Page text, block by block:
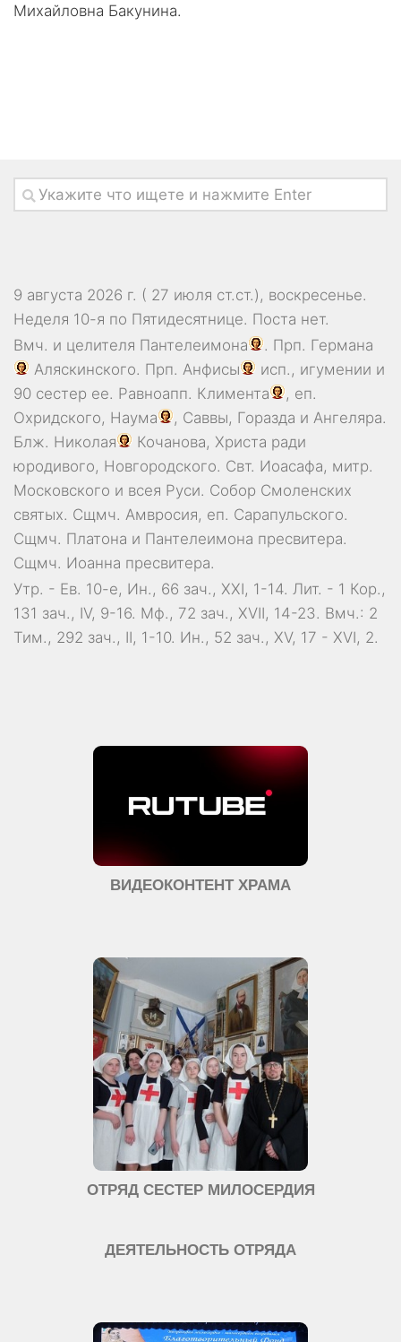
Михайловна Бакунина.
9 августа 2026 г. ( 27 июля ст.ст.), воскресенье.
Неделя 10-я по Пятидесятнице. Поста нет.
Вмч. и целителя Пантелеимона . Прп. Германа
Аляскинского. Прп. Анфисы
исп., игумении и
90 сестер ее. Равноапп. Климента
, еп.
Охридского, Наума , Саввы, Горазда и Ангеляра.
Блж. Николая
Кочанова, Христа ради
юродивого, Новгородского. Свт. Иоасафа, митр.
Московского и всея Руси. Собор Смоленских
святых. Сщмч. Амвросия, еп. Сарапульского.
Сщмч. Платона и Пантелеимона пресвитера.
Сщмч. Иоанна пресвитера.
Утр. - Ев. 10-е, Ин., 66 зач., XXI, 1-14. Лит. - 1 Кор.,
131 зач., IV, 9-16. Мф., 72 зач., XVII, 14-23. Вмч.: 2
Тим., 292 зач., II, 1-10. Ин., 52 зач., XV, 17 - XVI, 2.
ВИДЕОКОНТЕНТ ХРАМА
ОТРЯД СЕСТЕР МИЛОСЕРДИЯ
ДЕЯТЕЛЬНОСТЬ ОТРЯДА